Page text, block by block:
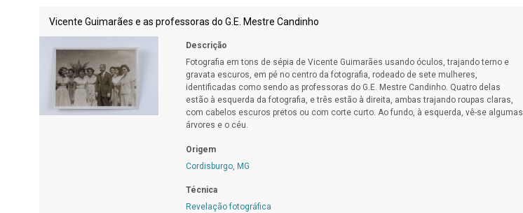
Vicente Guimarães e as professoras do G.E. Mestre Candinho
Descrição
Fotografia em tons de sépia de Vicente Guimarães usando óculos, trajando terno e
gravata escuros, em pé no centro da fotografia, rodeado de sete mulheres,
identificadas como sendo as professoras do G.E. Mestre Candinho. Quatro delas
estão à esquerda da fotografia, e três estão à direita, ambas trajando roupas claras,
com cabelos escuros pretos ou com corte curto. Ao fundo, à esquerda, vê-se algumas
árvores e o céu.
Origem
Cordisburgo, MG
Técnica
Revelação fotográfica